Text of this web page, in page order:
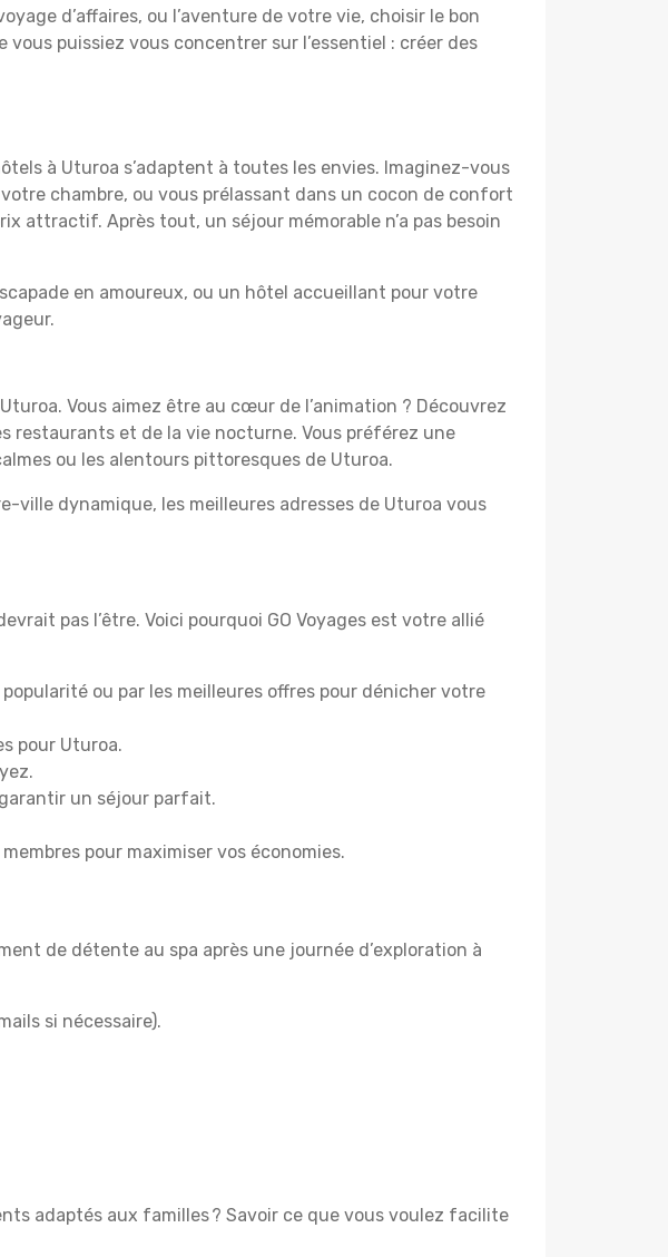
d’affaires, ou l’aventure de votre vie, choisir le bon
puissiez vous concentrer sur l’essentiel : créer des
à Uturoa s’adaptent à toutes les envies. Imaginez-vous
chambre, ou vous prélassant dans un cocon de confort
attractif. Après tout, un séjour mémorable n’a pas besoin
en amoureux, ou un hôtel accueillant pour votre
Vous aimez être au cœur de l’animation ? Découvrez
restaurants et de la vie nocturne. Vous préférez une
ou les alentours pittoresques de Uturoa.
ville dynamique, les meilleures adresses de Uturoa vous
pas l’être. Voici pourquoi GO Voyages est votre allié
ou par les meilleures offres pour dénicher votre
pour Uturoa.
un séjour parfait.
pour maximiser vos économies.
de détente au spa après une journée d’exploration à
si nécessaire).
adaptés aux familles ? Savoir ce que vous voulez facilite